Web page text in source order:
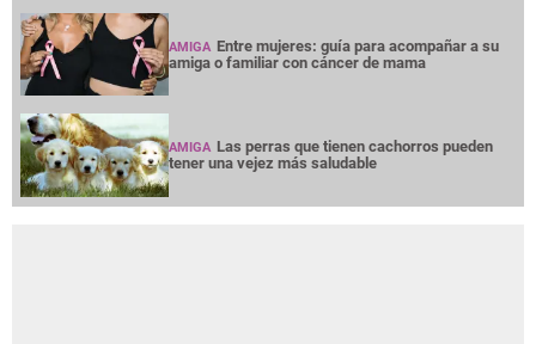
AMIGA Entre mujeres: guía para acompañar a su
amiga o familiar con cáncer de mama
AMIGA Las perras que tienen cachorros pueden
tener una vejez más saludable